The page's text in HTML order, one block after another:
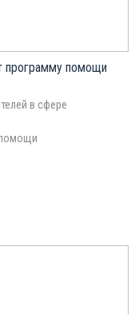
программу помощи
в сфере